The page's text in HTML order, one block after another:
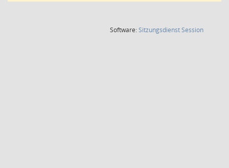
Software:SitzungsdienstSession(Wird in